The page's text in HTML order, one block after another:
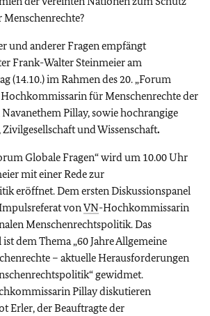
und anderer Fragen empfängt
Frank-Walter Steinmeier am
(14.10.) im Rahmen des 20. „Forum
Hochkommissarin für Menschenrechte der
Pillay, sowie hochrangige
und Wissenschaft.
Globale Fragen“ wird um 10.00 Uhr
mit einer Rede zur
eröffnet. Dem ersten Diskussionspanel
vonVN-Hochkommissarin
Menschenrechtspolitik. Das
dem Thema „60 Jahre Allgemeine
– aktuelle Herausforderungen
gewidmet.
Pillay diskutieren
Erler, der Beauftragte der